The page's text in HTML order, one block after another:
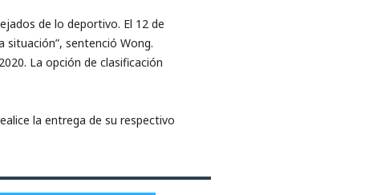
de lo deportivo. El 12 de
sentenció Wong.
La opción de clasificación
la entrega de su respectivo